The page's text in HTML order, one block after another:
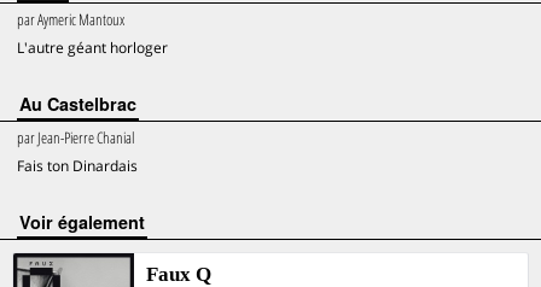
parAymeric Mantoux
L'autre géant horloger
Au Castelbrac
parJean-Pierre Chanial
Fais ton Dinardais
voir également
Faux Q